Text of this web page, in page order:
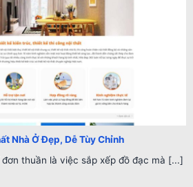
Nhà Ở Đẹp, Dễ Tùy Chỉnh
thuần là việc sắp xếp đồ đạc mà [...]